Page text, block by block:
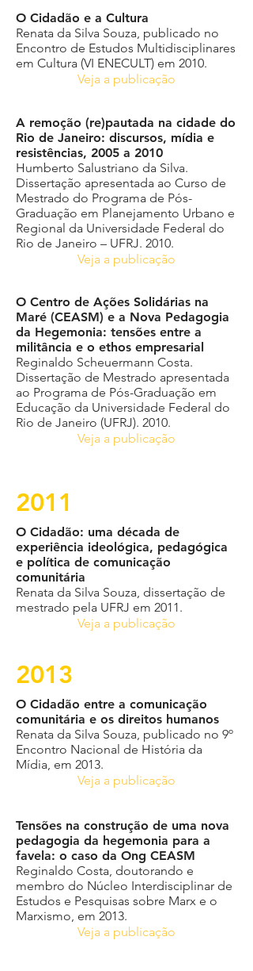
O Cidadão e a Cultura
Renata da Silva Souza, publicado no
Encontro de Estudos Multidisciplinares
em Cultura (VI ENECULT) em 2010.
Veja a publicação
A remoção (re)pautada na cidade do
Rio de Janeiro: discursos, mídia e
resistências, 2005 a 2010
Humberto Salustriano da Silva.
Dissertação apresentada ao Curso de
Mestrado do Programa de Pós-
Graduação em Planejamento Urbano e
Regional da Universidade Federal do
Rio de Janeiro – UFRJ. 2010.
Veja a publicação
O Centro de Ações Solidárias na
Maré (CEASM) e a Nova Pedagogia
da Hegemonia: tensões entre a
militância e o ethos empresarial
Reginaldo Scheuermann Costa.
Dissertação de Mestrado apresentada
ao Programa de Pós-Graduação em
Educação da Universidade Federal do
Rio de Janeiro (UFRJ). 2010.
Veja a publicação
2011
O Cidadão: uma década de
experiência ideológica, pedagógica
e política de comunicação
comunitária
Renata da Silva Souza, dissertação de
mestrado pela UFRJ em 2011.
Veja a publicação
2013
O Cidadão entre a comunicação
comunitária e os direitos humanos
Renata da Silva Souza, publicado no 9º
Encontro Nacional de História da
Mídia, em 2013.
Veja a publicação
Tensões na construção de uma nova
pedagogia da hegemonia para a
favela: o caso da Ong CEASM
Reginaldo Costa, doutorando e
membro do Núcleo Interdisciplinar de
Estudos e Pesquisas sobre Marx e o
Marxismo, em 2013.
Veja a publicação